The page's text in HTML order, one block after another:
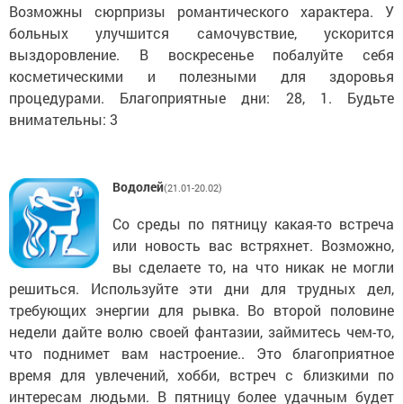
Возможны сюрпризы романтического характера. У
больных улучшится самочувствие, ускорится
выздоровление. В воскресенье побалуйте себя
косметическими и полезными для здоровья
процедурами. Благоприятные дни: 28, 1. Будьте
внимательны: 3
Водолей(21.01-20.02)
Со среды по пятницу какая-то встреча
или новость вас встряхнет. Возможно,
вы сделаете то, на что никак не могли
решиться. Используйте эти дни для трудных дел,
требующих энергии для рывка. Во второй половине
недели дайте волю своей фантазии, займитесь чем-то,
что поднимет вам настроение.. Это благоприятное
время для увлечений, хобби, встреч с близкими по
интересам людьми. В пятницу более удачным будет